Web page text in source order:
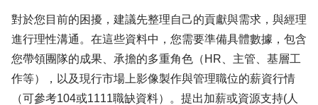
對於您目前的困擾，建議先整理自己的貢獻與需求，與經理
進行理性溝通。在這些資料中，您需要準備具體數據，包含
您帶領團隊的成果、承擔的多重角色（HR、主管、基層工
作等），以及現行市場上影像製作與管理職位的薪資行情
（可參考104或1111職缺資料）。提出加薪或資源支持(人